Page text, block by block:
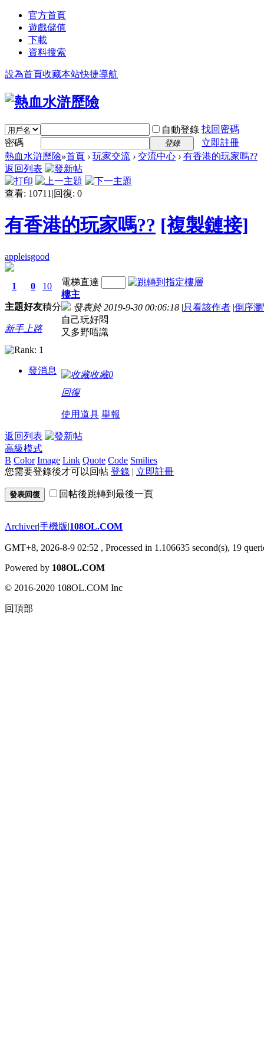
官方首頁
遊戲儲值
下載
資料搜索
設為首頁收藏本站快捷導航
自動登錄 找回密碼
密碼
登錄
立即註冊
熱血水滸歷險»首頁 › 玩家交流 › 交流中心 › 有香港的玩家嗎??
返回列表
查看: 10711 |回復: 0
有香港的玩家嗎?? [複製鏈接]
appleisgood
1
主題
0
好友
10
積分
新手上路
發消息
電梯直達
樓主
發表於 2019-9-30 00:06:18 |只看該作者 |倒序
自己玩好悶
又多野唔識
收藏0
回復
使用道具 舉報
返回列表
高級模式
B Color Image Link Quote Code Smilies
您需要登錄後才可以回帖 登錄 | 立即註冊
發表回復 回帖後跳轉到最後一頁
Archiver|手機版|108OL.COM
GMT+8, 2026-8-9 02:52 , Processed in 1.106635 second(s), 19
Powered by 108OL.COM
© 2016-2020 108OL.COM Inc
回頂部